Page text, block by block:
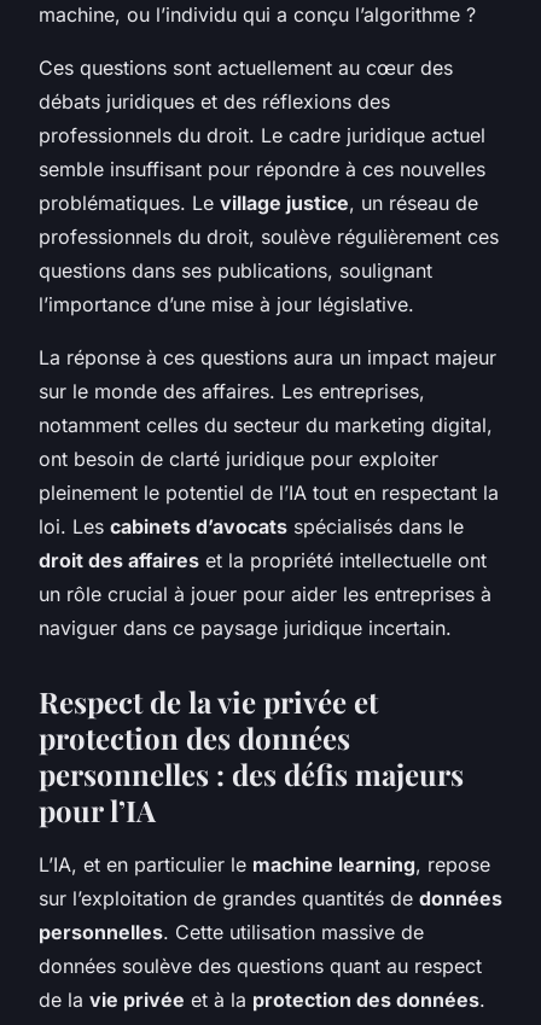
machine, ou l’individu qui a conçu l’algorithme ?
Ces questions sont actuellement au cœur des
débats juridiques et des réflexions des
professionnels du droit. Le cadre juridique actuel
semble insuffisant pour répondre à ces nouvelles
problématiques. Le village justice, un réseau de
professionnels du droit, soulève régulièrement ces
questions dans ses publications, soulignant
l’importance d’une mise à jour législative.
La réponse à ces questions aura un impact majeur
sur le monde des affaires. Les entreprises,
notamment celles du secteur du marketing digital,
ont besoin de clarté juridique pour exploiter
pleinement le potentiel de l’IA tout en respectant la
loi. Les cabinets d’avocats spécialisés dans le
droit des affaires et la propriété intellectuelle ont
un rôle crucial à jouer pour aider les entreprises à
naviguer dans ce paysage juridique incertain.
Respect de la vie privée et
protection des données
personnelles : des défis majeurs
pour l’IA
L’IA, et en particulier le machine learning, repose
sur l’exploitation de grandes quantités de données
personnelles. Cette utilisation massive de
données soulève des questions quant au respect
de la vie privée et à la protection des données.